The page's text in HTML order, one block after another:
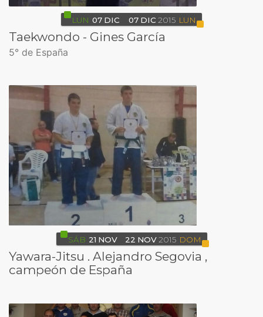
LUN 07 DIC 07 DIC 2015 LUN
Taekwondo - Gines García
5° de España
SÁB 21 NOV 22 NOV 2015 DOM
Yawara-Jitsu . Alejandro Segovia ,
campeón de España